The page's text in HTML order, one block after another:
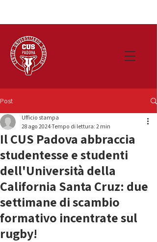
Post
Il CUS Padova abbraccia
studentesse e studenti
dell'Università della
California Santa Cruz: due
settimane di scambio
formativo incentrate sul
rugby!
Ufficio stampa
28 ago 2024Tempo di lettura: 2 min